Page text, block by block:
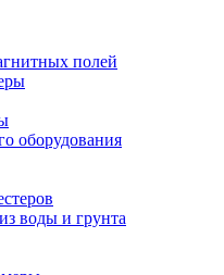
полей
оборудования
воды и грунта